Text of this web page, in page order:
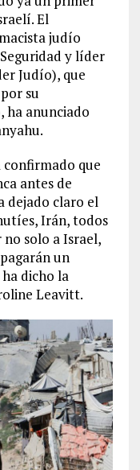
El
judío
y líder
Judío), que
su
ha anunciado
confirmado que
antes de
dejado claro el
Irán, todos
solo a Israel,
un
dicho la
Leavitt.